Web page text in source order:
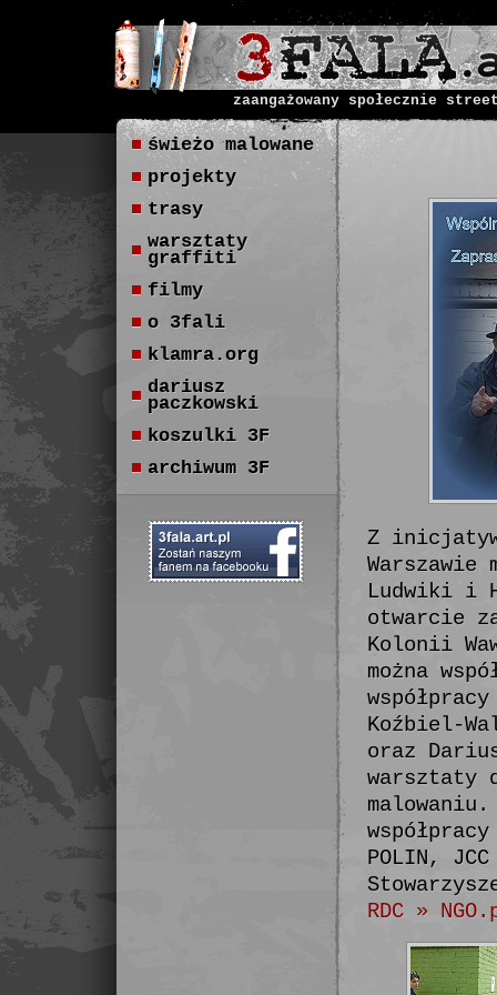
zaangażowany społecznie
Z
Warszawie
Ludwiki i
otwarcie
Kolonii
można
Koźbiel-
oraz
warsztaty
POLIN,
RDC »
świeżo malowane
projekty
trasy
warsztaty
graffiti
filmy
o 3fali
klamra.org
dariusz
paczkowski
koszulki 3F
archiwum 3F